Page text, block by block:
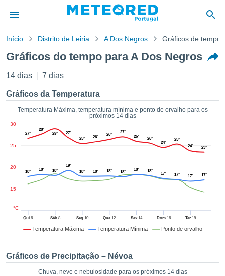
da
foi
por
para
que as
a este
das
e
forma
digital
Início Distrito de Leiria A Dos Negros Gráficos de tempo
Gráficos do tempo para A Dos Negros
14 dias 7 dias
Gráficos da Temperatura
Temperatura Máxima, temperatura mínima e ponto de orvalho para os
próximos 14 dias
Temperatura Máxima Temperatura Mínima Ponto de orvalho
Qui 6 Sáb8 Seg10 Qua12 Sex 14 Dom16 Ter 18
15
20
25
30
°C
27°
28°
29°
27°
25°
26°
26°
27°
26°
26°
24°
25°
24°
23°
18° 18° 18°
19°
18°
18° 18° 18°
18° 18°
17° 17° 17° 17°
Gráficos de Precipitação – Névoa
Chuva, neve e nebulosidade para os próximos 14 dias